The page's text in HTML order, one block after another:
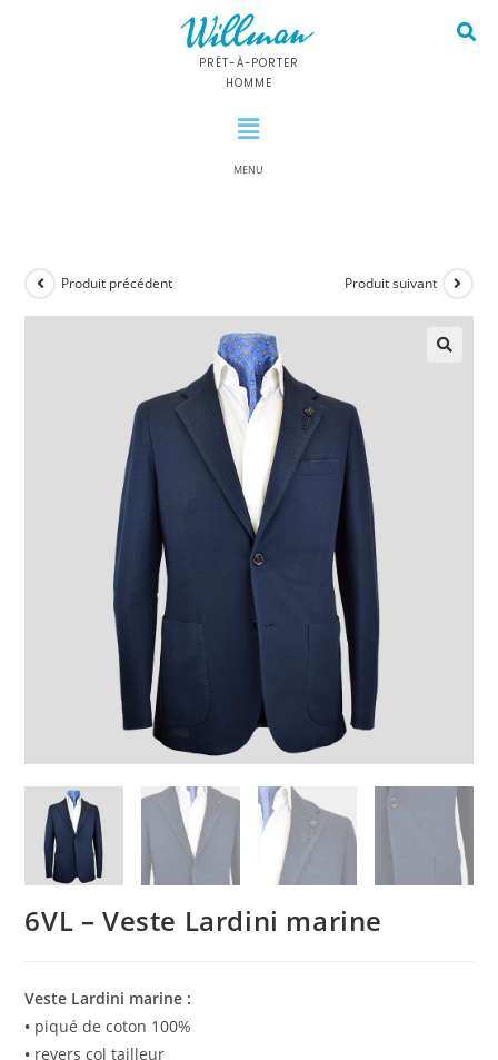
PRÊT-À-PORTER
HOMME
MENU
Produit précédent Produit suivant
6VL – Veste Lardini marine
Veste Lardini marine :
• piqué de coton 100%
• revers col tailleur